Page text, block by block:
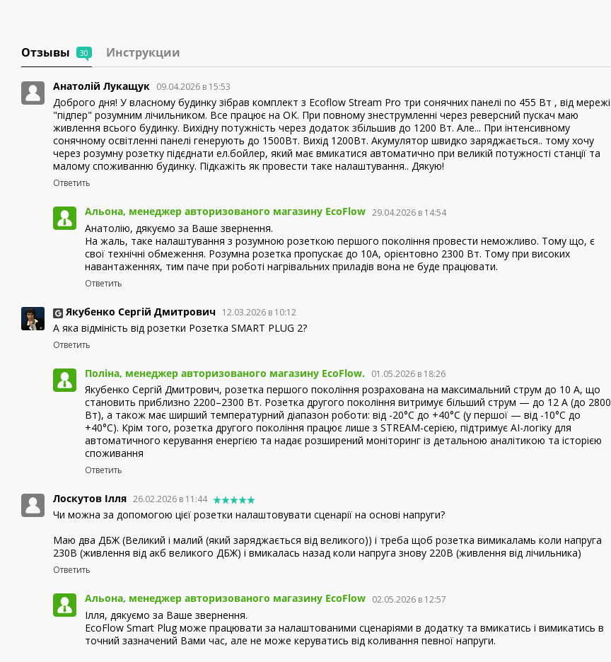
Отзывы 30 Инструкции
Анатолій Лукащук 09.04.2026 в 15:53
Доброго дня! У власному будинку зібрав комплект з Ecoflow Stream Pro три сонячних панелі по 455 Вт , від мережі
"підпер" розумним лічильником. Все працює на ОК. При повному знеструмленні через реверсний пускач маю
живлення всього будинку. Вихідну потужність через додаток збільшив до 1200 Вт. Але... При інтенсивному
сонячному освітленні панелі генерують до 1500Вт. Вихід 1200Вт. Акумулятор швидко заряджається.. тому хочу
через розумну розетку підєднати ел.бойлер, який має вмикатися автоматично при великій потужності станції та
малому споживанню будинку. Підкажіть як провести таке налаштування.. Дякую!
Ответить
Альона, менеджер авторизованого магазину EcoFlow 29.04.2026 в 14:54
Анатолію, дякуємо за Ваше звернення.
На жаль, таке налаштування з розумною розеткою першого покоління провести неможливо. Тому що, є
свої технічні обмеження. Розумна розетка пропускає до 10А, орієнтовно 2300 Вт. Тому при високих
навантаженнях, тим паче при роботі нагрівальних приладів вона не буде працювати.
Ответить
Якубенко Сергій Дмитрович 12.03.2026 в 10:12
А яка відміність від розетки Розетка SMART PLUG 2?
Ответить
Поліна, менеджер авторизованого магазину EcoFlow. 01.05.2026 в 18:26
Якубенко Сергій Дмитрович, розетка першого покоління розрахована на максимальний струм до 10 А, що
становить приблизно 2200–2300 Вт. Розетка другого покоління витримує більший струм — до 12 А (до 2800
Вт), а також має ширший температурний діапазон роботи: від -20°C до +40°C (у першої — від -10°C до
+40°C). Крім того, розетка другого покоління працює лише з STREAM-серією, підтримує AI-логіку для
автоматичного керування енергією та надає розширений моніторинг із детальною аналітикою та історією
споживання
Ответить
Лоскутов Ілля 26.02.2026 в 11:44
Чи можна за допомогою цієї розетки налаштовувати сценарії на основі напруги?
Маю два ДБЖ (Великий і малий (який заряджається від великого)) і треба щоб розетка вимикаламь коли напруга
230В (живлення від акб великого ДБЖ) і вмикалась назад коли напруга знову 220В (живлення від лічильника)
Ответить
Альона, менеджер авторизованого магазину EcoFlow 02.05.2026 в 12:57
Ілля, дякуємо за Ваше звернення.
EcoFlow Smart Plug може працювати за налаштованими сценаріями в додатку та вмикатись і вимикатись в
точний зазначений Вами час, але не може керуватись від коливання певної напруги.